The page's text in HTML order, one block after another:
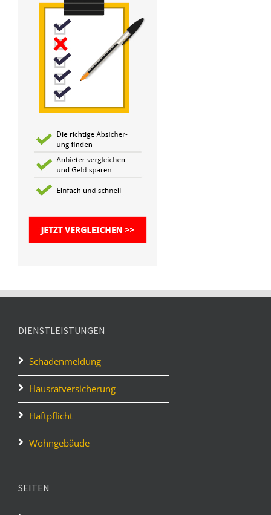
DIENSTLEISTUNGEN
Schadenmeldung
Hausratversicherung
Haftpflicht
Wohngebäude
SEITEN